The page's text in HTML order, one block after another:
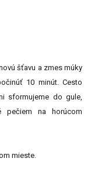
šťavu a zmes múky
10 minút. Cesto
sformujeme do gule,
pečiem na horúcom
mieste.